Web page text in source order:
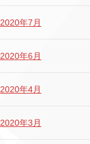
2020年7月
2020年6月
2020年4月
2020年3月